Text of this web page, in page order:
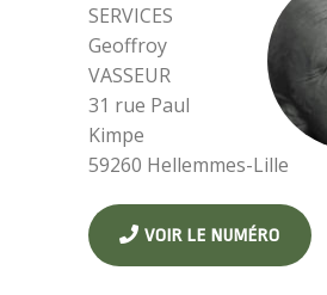
SERVICES
Geoffroy
VASSEUR
31 rue Paul
Kimpe
59260 Hellemmes-Lille
VOIR LE NUMÉRO